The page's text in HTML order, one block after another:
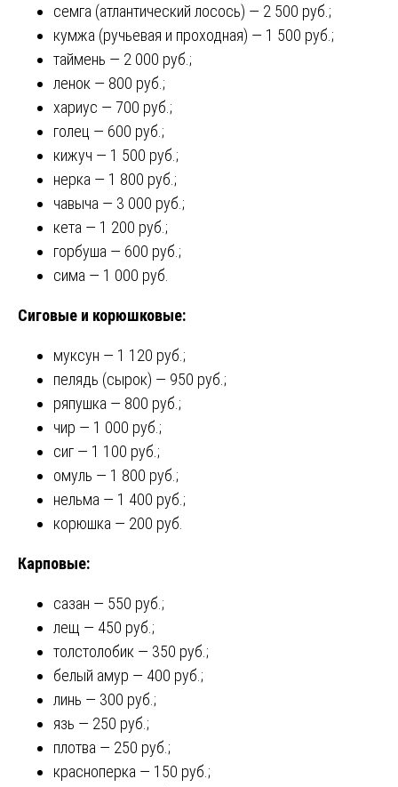
семга (атлантический лосось) — 2 500 руб.;
кумжа (ручьевая и проходная) — 1 500 руб.;
таймень — 2 000 руб.;
ленок — 800 руб.;
хариус — 700 руб.;
голец — 600 руб.;
кижуч — 1 500 руб.;
нерка — 1 800 руб.;
чавыча — 3 000 руб.;
кета — 1 200 руб.;
горбуша — 600 руб.;
сима — 1 000 руб.
Сиговые и корюшковые:
муксун — 1 120 руб.;
пелядь (сырок) — 950 руб.;
ряпушка — 800 руб.;
чир — 1 000 руб.;
сиг — 1 100 руб.;
омуль — 1 800 руб.;
нельма — 1 400 руб.;
корюшка — 200 руб.
Карповые:
сазан — 550 руб.;
лещ — 450 руб.;
толстолобик — 350 руб.;
белый амур — 400 руб.;
линь — 300 руб.;
язь — 250 руб.;
плотва — 250 руб.;
красноперка — 150 руб.;